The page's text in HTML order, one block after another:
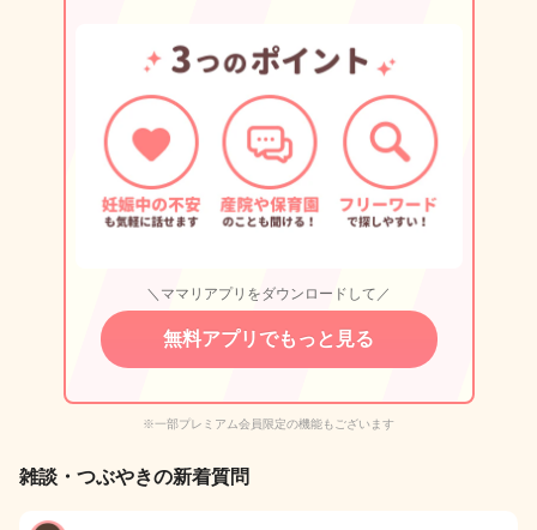
＼ママリアプリをダウンロードして／
無料アプリでもっと見る
※一部プレミアム会員限定の機能もございます
雑談・つぶやきの新着質問